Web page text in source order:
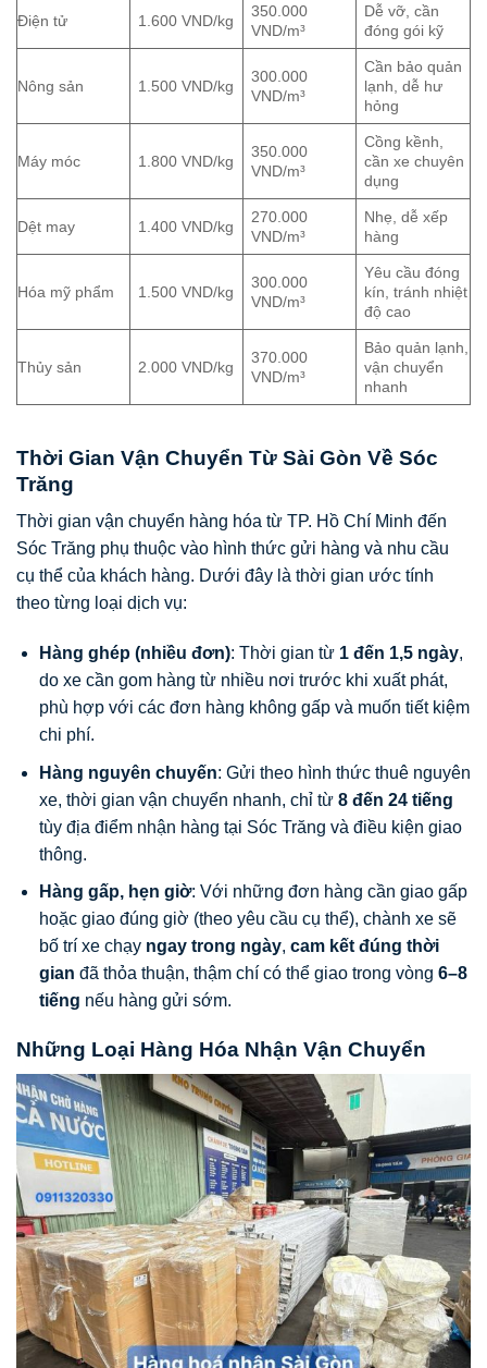
Điện tử 1.600 VND/kg
350.000
VND/m³
Dễ vỡ, cần
đóng gói kỹ
Nông sản 1.500 VND/kg
300.000
VND/m³
Cần bảo quản
lạnh, dễ hư
hỏng
Máy móc 1.800 VND/kg
350.000
VND/m³
Cồng kềnh,
cần xe chuyên
dụng
Dệt may 1.400 VND/kg
270.000
VND/m³
Nhẹ, dễ xếp
hàng
Hóa mỹ phẩm 1.500 VND/kg
300.000
VND/m³
Yêu cầu đóng
kín, tránh nhiệt
độ cao
Thủy sản 2.000 VND/kg
370.000
VND/m³
Bảo quản lạnh,
vận chuyển
nhanh
Thời Gian Vận Chuyển Từ Sài Gòn Về Sóc
Trăng
Thời gian vận chuyển hàng hóa từ TP. Hồ Chí Minh đến
Sóc Trăng phụ thuộc vào hình thức gửi hàng và nhu cầu
cụ thể của khách hàng. Dưới đây là thời gian ước tính
theo từng loại dịch vụ:
Hàng ghép (nhiều đơn): Thời gian từ 1 đến 1,5 ngày,
do xe cần gom hàng từ nhiều nơi trước khi xuất phát,
phù hợp với các đơn hàng không gấp và muốn tiết kiệm
chi phí.
Hàng nguyên chuyến: Gửi theo hình thức thuê nguyên
xe, thời gian vận chuyển nhanh, chỉ từ 8 đến 24 tiếng
tùy địa điểm nhận hàng tại Sóc Trăng và điều kiện giao
thông.
Hàng gấp, hẹn giờ: Với những đơn hàng cần giao gấp
hoặc giao đúng giờ (theo yêu cầu cụ thể), chành xe sẽ
bố trí xe chạy ngay trong ngày, cam kết đúng thời
gian đã thỏa thuận, thậm chí có thể giao trong vòng 6–8
tiếng nếu hàng gửi sớm.
Những Loại Hàng Hóa Nhận Vận Chuyển